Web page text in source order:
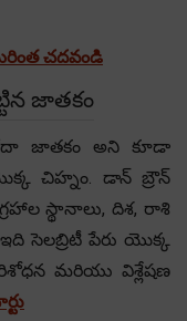
చదవండి
జాతకం
లేదా జాతకం అని కూడా
చిహ్నం. డాన్ బ్రౌన్
స్థానాలు, దిశ, రాశి
సెలబ్రిటీ పేరు యొక్క
మరియు విశ్లేషణ